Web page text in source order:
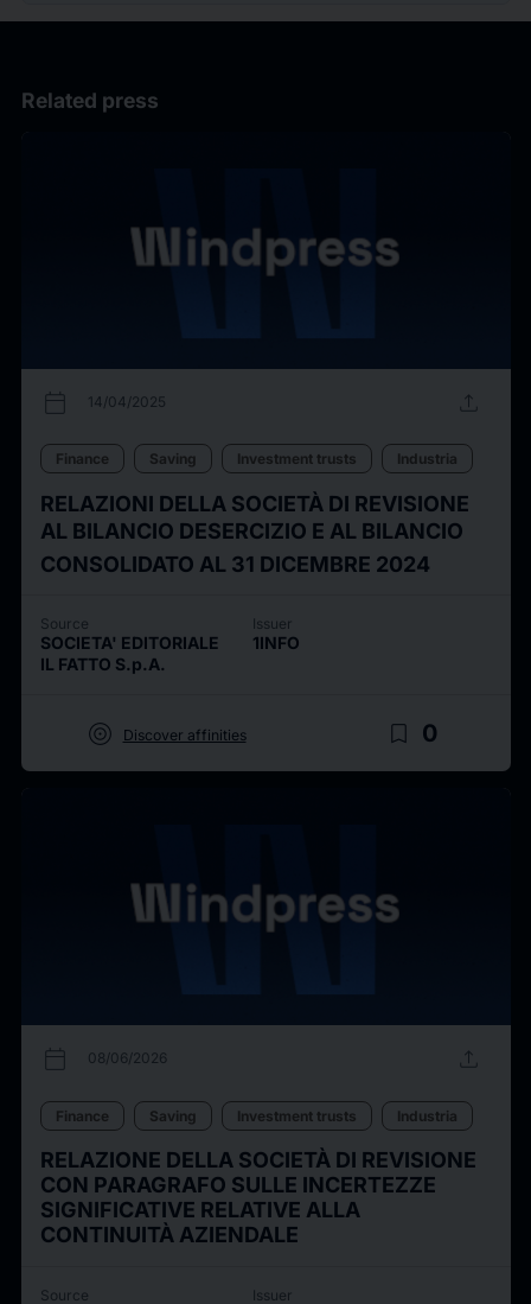
Related press
calendar_today 14/04/2025 upload
Finance Saving Investment trusts Industria
RELAZIONI DELLA SOCIETÀ DI REVISIONE
AL BILANCIO DESERCIZIO E AL BILANCIO
CONSOLIDATO AL 31 DICEMBRE 2024
Source
SOCIETA' EDITORIALE
IL FATTO S.p.A.
Issuer
1INFO
target Discover affinities bookmark_border 0
calendar_today 08/06/2026 upload
Finance Saving Investment trusts Industria
RELAZIONE DELLA SOCIETÀ DI REVISIONE
CON PARAGRAFO SULLE INCERTEZZE
SIGNIFICATIVE RELATIVE ALLA
CONTINUITÀ AZIENDALE
Source Issuer